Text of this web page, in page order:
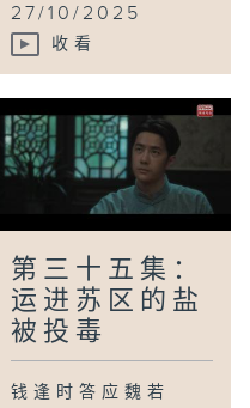
27/10/2025
收看
第三十五集：
运进苏区的盐
被投毒
钱逢时答应魏若